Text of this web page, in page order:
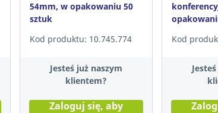
54mm, w opakowaniu 50
sztuk
Kod produktu: 10.745.774
Jesteś już naszym
klientem?
Zaloguj się, aby
Kod